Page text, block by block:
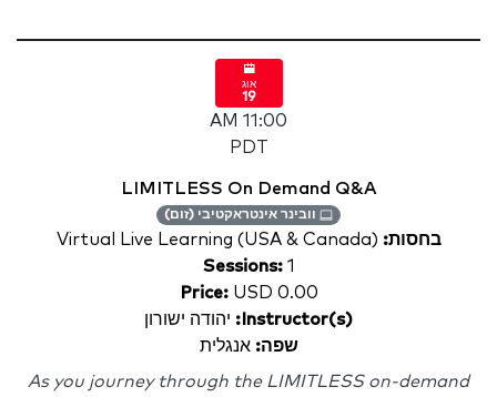
אוג
19
11:00 AM
PDT
LIMITLESS On Demand Q&A
וובינר אינטראקטיבי (זום)
בחסות: Virtual Live Learning (USA & Canada)
Sessions:1
Price:USD 0.00
Instructor(s):
יהודה ישורון
שפה: אנגלית
As you journey through the LIMITLESS on-demand